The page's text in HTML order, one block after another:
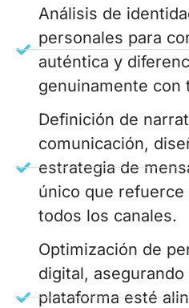
Análisis de
personales para
auténtica y
genuinamente con
Definición de
comunicación,
estrategia de
único que
todos los canales.
Optimización de
digital, asegurando
plataforma esté